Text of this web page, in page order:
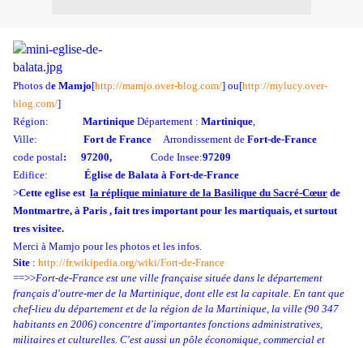
Photos de Mamjo[http://mamjo.over-blog.com/] ou[http://mylucy.over-
blog.com/]
Région: Martinique Département : Martinique,
Ville: Fort de France Arrondissement de Fort-de-France
code postal: 97200, Code Insee:97209
Edifice:
Église de Balata à Fort-de-France
>Cette eglise est la réplique miniature de la Basilique du Sacré-Cœur de
Montmartre, à Paris , fait tres important pour les martiquais, et surtout
tres visitee.
Merci à Mamjo pour les photos et les infos.
Site : http://fr.wikipedia.org/wiki/Fort-de-France
==>>Fort-de-France est une ville française située dans le département
français d'outre-mer de la Martinique, dont elle est la capitale. En tant que
chef-lieu du département et de la région de la Martinique, la ville (90 347
habitants en 2006) concentre d'importantes fonctions administratives,
militaires et culturelles. C'est aussi un pôle économique, commercial et